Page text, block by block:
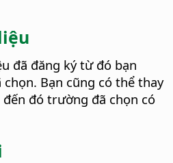
đã đăng ký từ đó bạn
Bạn cũng có thể thay
đó trường đã chọn có